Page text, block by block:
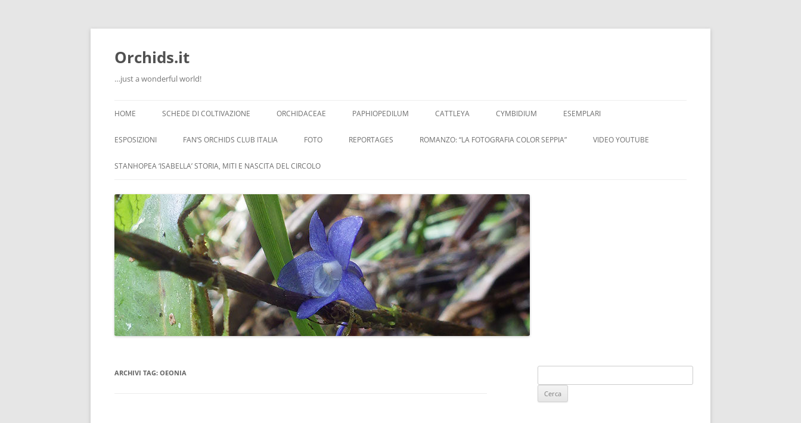
Orchids.it
…just a wonderful world!
al
HOME
INFO
LA SERRA DI GUIDO
SCHEDE DI COLTIVAZIONE ORCHIDACEAE PAPHIOPEDILUM CATTLEYA CYMBIDIUM ESEMPLARI
ESPOSIZIONI FAN’S ORCHIDS CLUB ITALIA FOTO REPORTAGES ROMANZO: “LA FOTOGRAFIA COLOR SEPPIA” VIDEO YOUTUBE
STANHOPEA ‘ISABELLA’ STORIA, MITI E NASCITA DEL CIRCOLO
ARCHIVI TAG: OEONIA